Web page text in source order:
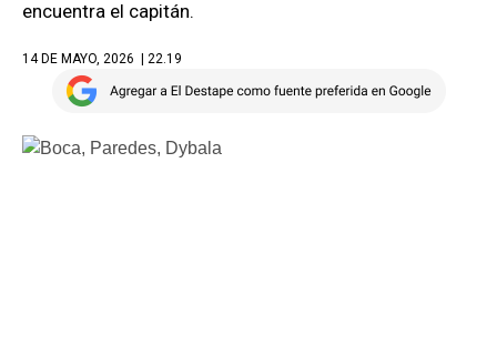
encuentra el capitán.
14 DE MAYO, 2026 | 22.19